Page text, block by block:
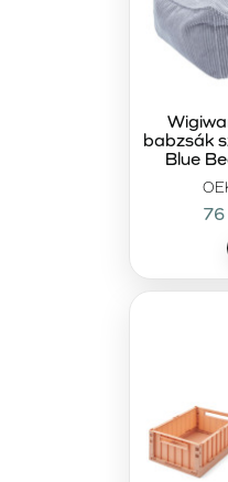
babzsák
Blue